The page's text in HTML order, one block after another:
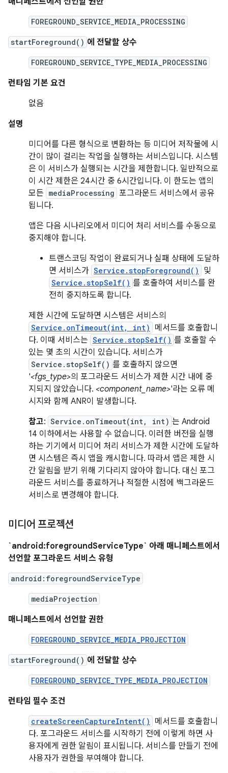
FOREGROUND_SERVICE_MEDIA_PROCESSING
startForeground() 에 전달할 상수
FOREGROUND_SERVICE_TYPE_MEDIA_PROCESSING
런타임 기본 요건
없음
설명
미디어를 다른 형식으로 변환하는 등 미디어 저작물에 시
간이 많이 걸리는 작업을 실행하는 서비스입니다. 시스템
은 이 서비스가 실행되는 시간을 제한합니다. 일반적으로
이 시간 제한은 24시간 중 6시간입니다. 이 한도는 앱의
모든 mediaProcessing 포그라운드 서비스에서 공유
됩니다.
앱은 다음 시나리오에서 미디어 처리 서비스를 수동으로
중지해야 합니다.
트랜스코딩 작업이 완료되거나 실패 상태에 도달하
면 서비스가 Service.stopForeground() 및
Service.stopSelf() 를 호출하여 서비스를 완
전히 중지하도록 합니다.
제한 시간에 도달하면 시스템은 서비스의
Service.onTimeout(int, int)
메서드를 호출합니
다. 이때 서비스는 Service.stopSelf() 를 호출할 수
있는 몇 초의 시간이 있습니다. 서비스가
Service.stopSelf() 를 호출하지 않으면
'<fgs_type>의 포그라운드 서비스가 제한 시간 내에 중
지되지 않았습니다. <component_name>'라는 오류 메
시지와 함께 ANR이 발생합니다.
참고: Service.onTimeout(int, int) 는 Android
14 이하에서는 사용할 수 없습니다. 이러한 버전을 실행
하는 기기에서 미디어 처리 서비스가 제한 시간에 도달하
면 시스템은 즉시 앱을 캐시합니다. 따라서 앱은 제한 시
간 알림을 받기 위해 기다리지 않아야 합니다. 대신 포그
라운드 서비스를 종료하거나 적절한 시점에 백그라운드
서비스로 변경해야 합니다.
미디어 프로젝션
`android:foregroundServiceType` 아래 매니페스트에서
선언할 포그라운드 서비스 유형
android:foregroundServiceType
mediaProjection
매니페스트에서 선언할 권한
FOREGROUND_SERVICE_MEDIA_PROJECTION
startForeground() 에 전달할 상수
FOREGROUND_SERVICE_TYPE_MEDIA_PROJECTION
런타임 필수 조건
createScreenCaptureIntent()
메서드를 호출합니
다. 포그라운드 서비스를 시작하기 전에 이렇게 하면 사
용자에게 권한 알림이 표시됩니다. 서비스를 만들기 전에
사용자가 권한을 부여해야 합니다.